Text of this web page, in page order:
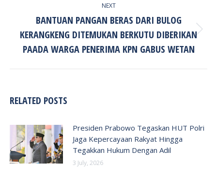
NEXT
Next
post:
BANTUAN PANGAN BERAS DARI BULOG
KERANGKENG DITEMUKAN BERKUTU DIBERIKAN
PAADA WARGA PENERIMA KPN GABUS WETAN
RELATED POSTS
Presiden Prabowo Tegaskan HUT Polri
Jaga Kepercayaan Rakyat Hingga
Tegakkan Hukum Dengan Adil
3 July, 2026